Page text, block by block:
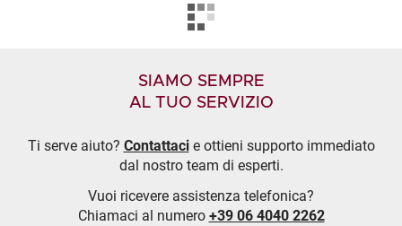
SIAMO SEMPRE
AL TUO SERVIZIO
Ti serve aiuto? Contattacie ottieni supporto immediato
dal nostro team di esperti.
Vuoi ricevere assistenza telefonica?
Chiamaci al numero +39 06 4040 2262